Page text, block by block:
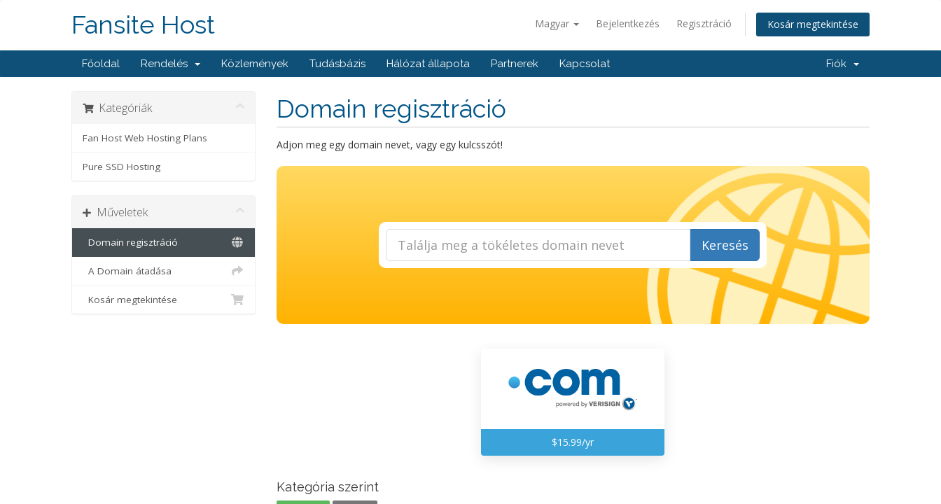
Magyar Bejelentkezés Regisztráció Kosár megtekintése
Fansite Host
Főoldal Rendelés Közlemények Tudásbázis Hálózat állapota Partnerek Kapcsolat Fiók
Kategóriák
Fan Host Web Hosting Plans
Pure SSD Hosting
Műveletek
Domain regisztráció
A Domain átadása
Kosár megtekintése
Domain regisztráció
Adjon meg egy domain nevet, vagy egy kulcsszót!
Keresés
$15.99/yr
Kategória szerint